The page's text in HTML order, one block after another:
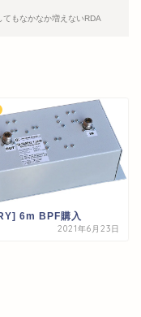
もなかなか増えないRDA
6m BPF購入
2021年6月23日